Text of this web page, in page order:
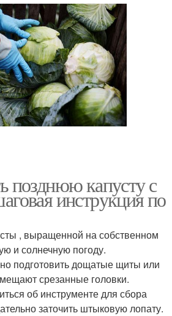
позднюю капусту с
инструкция по
, выращенной на собственном
и солнечную погоду.
подготовить дощатые щиты или
срезанные головки.
об инструменте для сбора
заточить штыковую лопату.